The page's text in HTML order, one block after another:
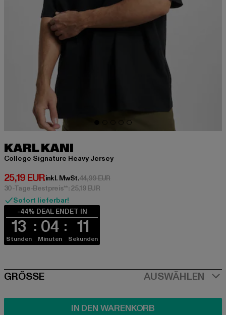
KARL KANI
College Signature Heavy Jersey
25,19 EUR
Derzeitiger Preis: 25,19 EUR
inkl. MwSt.44,99 EURAktionspreis: 44,99 EUR
30-Tage-Bestpreis**: 25,19 EUR
Sofort lieferbar!
-44% DEAL ENDET IN
13
Stunden
04
Minuten
11
Sekunden
SIZE
GRÖSSE AUSWÄHLEN
IN DEN WARENKORB